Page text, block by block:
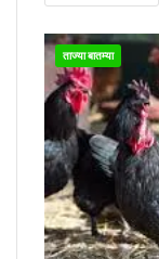
ताज्या बातम्या